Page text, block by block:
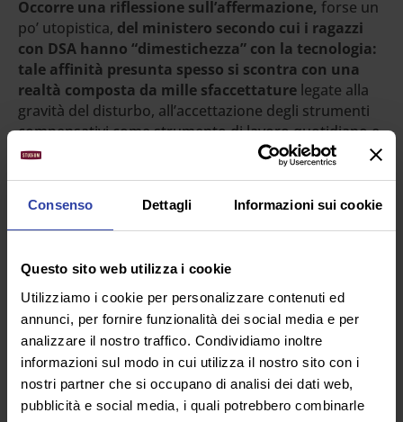
Consenso Dettagli Informazioni sui cookie
Questo sito web utilizza i cookie
Utilizziamo i cookie per personalizzare contenuti ed
annunci, per fornire funzionalità dei social media e per
analizzare il nostro traffico. Condividiamo inoltre
informazioni sul modo in cui utilizza il nostro sito con i
nostri partner che si occupano di analisi dei dati web,
pubblicità e social media, i quali potrebbero combinarle
Occorre una riflessione sull’affermazione, forse un
po’ utopistica, del ministero secondo cui i ragazzi
con DSA hanno “dimestichezza” con la tecnologia:
tale affinità presunta spesso si scontra con una
realtà composta da mille sfaccettature legate alla
gravità del disturbo, all’accettazione degli strumenti
compensativi come strumento di lavoro quotidiano e
al momento in cui è avvenuto il riconoscimento del
disturbo. Ogni caso va valutato anche in rapporto a
che conosce il suo alunno, può valutare di quanto
supporto ha bisogno per accedere alle lezioni in
ORGANIZZAZIONE
Ogni team docente, o meglio ogni istituto dovrebbe
prestare molta attenzione a quali e quante
piattaforme, strumenti di video-lezione, spazi di
archiviazione, registri coinvolgere nella
comunicazione e gestione delle attività.In queste